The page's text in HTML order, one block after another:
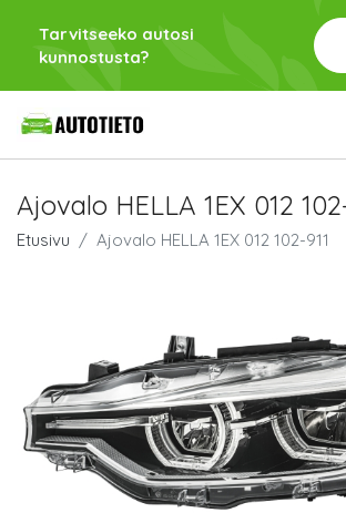
Tarvitseeko autosi
kunnostusta?
Ajovalo HELLA 1EX 012
Etusivu Ajovalo HELLA 1EX 012 102-911